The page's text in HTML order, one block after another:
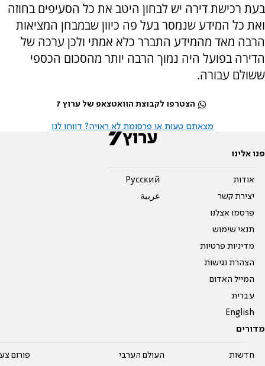
בעת רכישת דירה יש לבחון היטב את כל הסעיפים בחוזה
ואת כל המידע שנמסר בעל פה כיוון שבמבחן המציאות
הרבה מאד מהמידע התברר כלא אמתי ולכן ערכה של
הדירה בפועל היה נמוך הרבה יותר מהסכום הכספי
ששולם עבורה.
הצטרפו לקבוצת הוואטצאפ של ערוץ 7
מצאתם טעות או פרסומת לא ראויה? דווחו לנו
פנו אלינו
אודות
יצירת קשר
פרסמו אצלנו
תנאי שימוש
מדיניות פרטיות
הצהרת נגישות
המייל האדום
עברית
English
Pусский
عربية
מדורים
חדשות העולם הערבי פורום